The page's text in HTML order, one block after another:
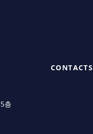
층
CONTACTS